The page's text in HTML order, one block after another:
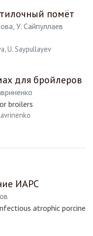
помёт
У. Сайпуллаев
U. Saypullayev
для бройлеров
broilers
ИАРС
atrophic porcine